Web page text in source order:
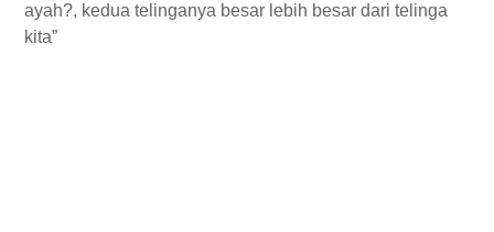
ayah?, kedua telinganya besar lebih besar dari telinga
kita”